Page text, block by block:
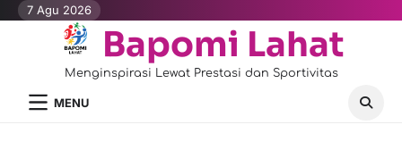
Skip7 Agu 2026
Bapomi Lahat
Menginspirasi Lewat Prestasi dan Sportivitas
MENU